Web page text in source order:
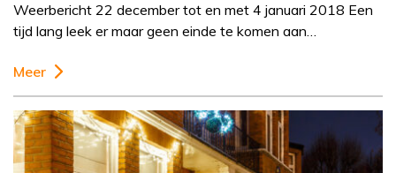
Weerbericht 22 december tot en met 4 januari 2018 Een
tijd lang leek er maar geen einde te komen aan…
Meer